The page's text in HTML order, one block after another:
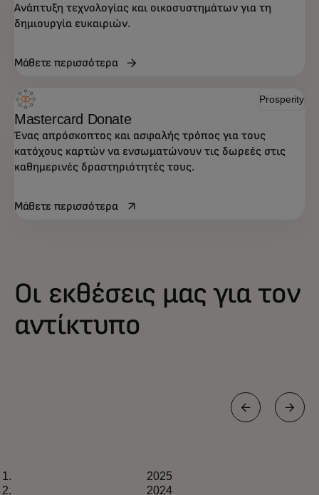
Ανάπτυξη τεχνολογίας και οικοσυστημάτων για τη
δημιουργία ευκαιριών.
Μάθετε περισσότερα
Prosperity
Mastercard Donate
Ένας απρόσκοπτος και ασφαλής τρόπος για τους
κατόχους καρτών να ενσωματώνουν τις δωρεές στις
καθημερινές δραστηριότητές τους.
Μάθετε περισσότεραopens in a new tab
Οι εκθέσεις μας για τον
αντίκτυπο
2025
2024